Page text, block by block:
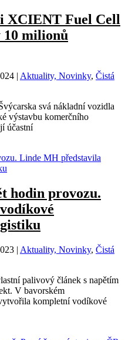
XCIENT Fuel Cell
10 milionů
| Aktuality, Novinky, Čistá
svá nákladní vozidla
výstavbu komerčního
účastní
hodin provozu.
| Aktuality, Novinky, Čistá
palivový článek s napětím
V bavorském
kompletní vodíkové